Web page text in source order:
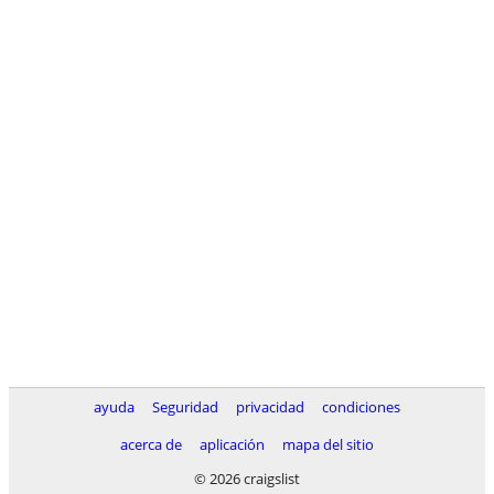
ayuda Seguridad privacidad
condiciones
acerca de
aplicación
mapa del sitio
© 2026 craigslist